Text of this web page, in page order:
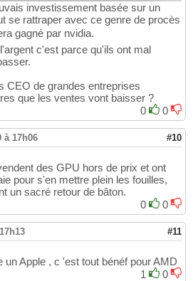
investissement basée sur un
se rattraper avec ce genre de procès
gagné par nvidia.
c'est parce qu'ils ont mal
CEO de grandes entreprises
que les ventes vont baisser ?
0
0
à 17h06 #10
des GPU hors de prix et ont
pour s'en mettre plein les fouilles,
un sacré retour de bâton.
0
0
#11
un Apple , c 'est tout bénéf pour AMD
1
0